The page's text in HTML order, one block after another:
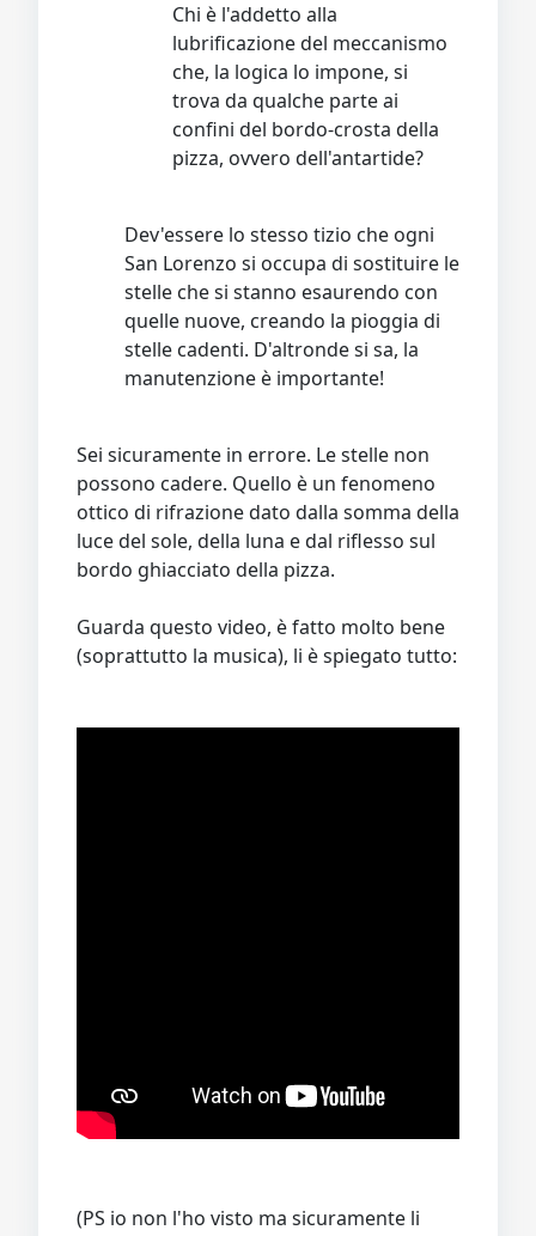
Chi è l'addetto alla
lubrificazione del meccanismo
che, la logica lo impone, si
trova da qualche parte ai
confini del bordo-crosta della
pizza, ovvero dell'antartide?
Dev'essere lo stesso tizio che ogni
San Lorenzo si occupa di sostituire le
stelle che si stanno esaurendo con
quelle nuove, creando la pioggia di
stelle cadenti. D'altronde si sa, la
manutenzione è importante!
Sei sicuramente in errore. Le stelle non
possono cadere. Quello è un fenomeno
ottico di rifrazione dato dalla somma della
luce del sole, della luna e dal riflesso sul
bordo ghiacciato della pizza.
Guarda questo video, è fatto molto bene
(soprattutto la musica), li è spiegato tutto:
(PS io non l'ho visto ma sicuramente li